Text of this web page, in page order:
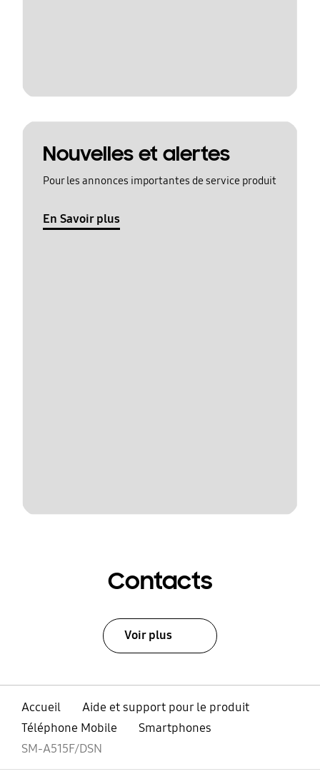
Nouvelles et alertes
Pour les annonces importantes de service produit
En Savoir plus
Contacts
Voir plus
Accueil
Aide et support pour le produit
Téléphone Mobile
Smartphones
SM-A515F/DSN